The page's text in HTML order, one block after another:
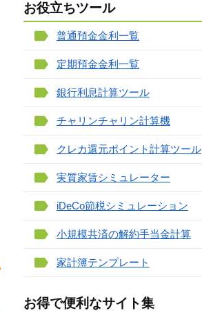
お役立ちツール
普通預金金利一覧
定期預金金利一覧
銀行利息計算ツール
チャリンチャリン計算機
クレカ還元ポイント計算ツール
実質家賃シミュレーター
iDeCo節税シミュレーション
小規模共済の解約手当金計算
家計簿テンプレート
お得で便利なサイト集